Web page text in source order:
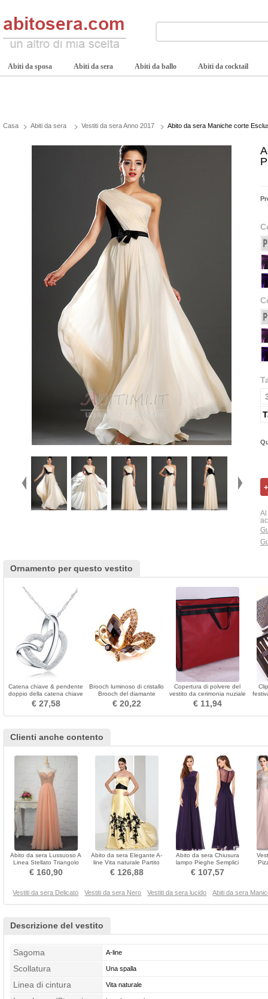
Abiti da sposa Abiti da sera Abiti da ballo Abiti da cocktail
Casa Abiti da sera Vestiti da sera Anno 2017 Abito da sera Maniche corte
Al
Ornamento per questo vestito
Catena chiave & pendente
doppio della catena chiave
del cuore delle donne
d'argento semplici
€ 27,58
Brooch luminoso di cristallo
Brooch del diamante
intarsiato di raffinatura di
alta qualità
€ 20,22
Copertura di polvere del
vestito da cerimonia nuziale
copertura stereo del vestito
da pacchetto
€ 11,94
Clienti anche contento
Abito da sera Lussuoso A
Linea Stellato Triangolo
invertito Ciondolo accentato
gioiello
€ 160,90
Abito da sera Elegante A-
line Vita naturale Partito
Senza maniche
€ 126,88
Abito da sera Chiusura
lampo Pieghe Semplici
Palla A-line Chiffon
€ 107,57
Vestiti da sera Delicato Vestiti da sera Nero Vestiti da sera lucido Abiti da sera
Descrizione del vestito
Sagoma A-line
Scollatura Una spalla
Linea di cintura Vita naturale